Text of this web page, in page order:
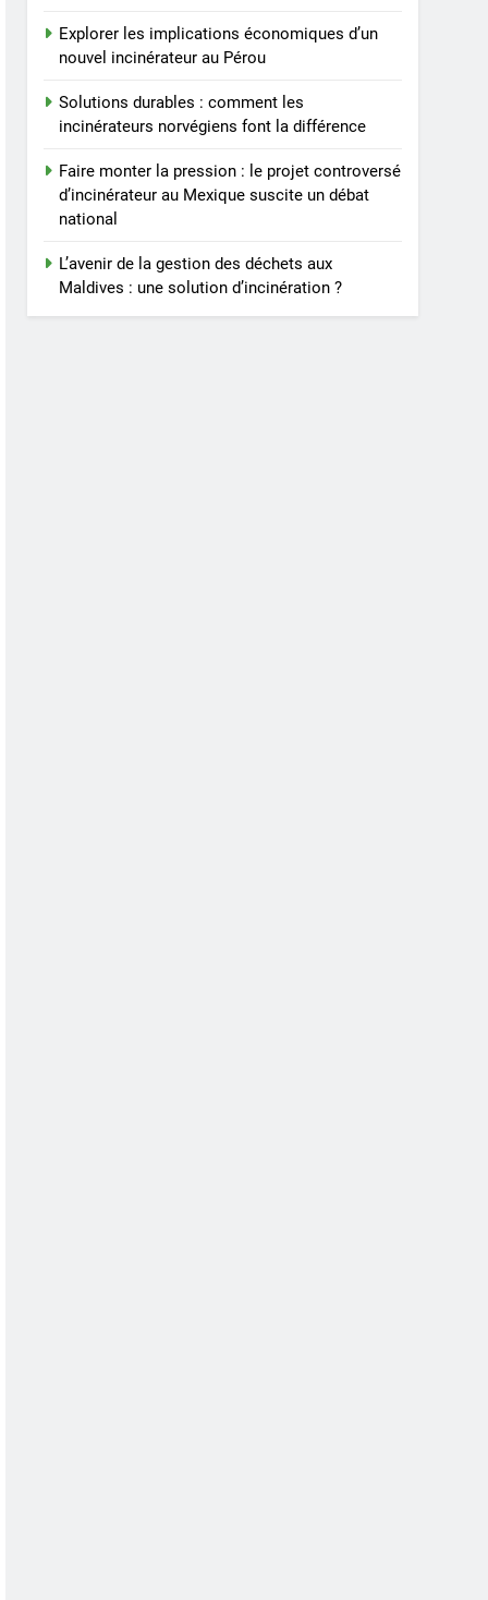
Explorer les implications économiques d’un
nouvel incinérateur au Pérou
Solutions durables : comment les
incinérateurs norvégiens font la différence
Faire monter la pression : le projet controversé
d’incinérateur au Mexique suscite un débat
national
L’avenir de la gestion des déchets aux
Maldives : une solution d’incinération ?